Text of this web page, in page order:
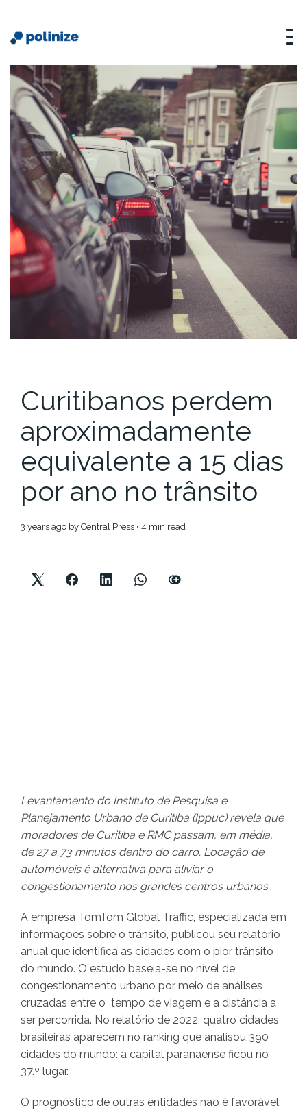
Curitibanos perdem
aproximadamente
equivalente a 15 dias
por ano no trânsito
3 years ago by Central Press • 4 min read
Levantamento do Instituto de Pesquisa e
Planejamento Urbano de Curitiba (Ippuc) revela que
moradores de Curitiba e RMC passam, em média,
de 27 a 73 minutos dentro do carro. Locação de
automóveis é alternativa para aliviar o
congestionamento nos grandes centros urbanos
A empresa TomTom Global Traffic, especializada em
informações sobre o trânsito, publicou seu relatório
anual que identifica as cidades com o pior trânsito
do mundo. O estudo baseia-se no nível de
congestionamento urbano por meio de análises
cruzadas entre o tempo de viagem e a distância a
ser percorrida. No relatório de 2022, quatro cidades
brasileiras aparecem no ranking que analisou 390
cidades do mundo: a capital paranaense ficou no
37.º lugar.
O prognóstico de outras entidades não é favorável: